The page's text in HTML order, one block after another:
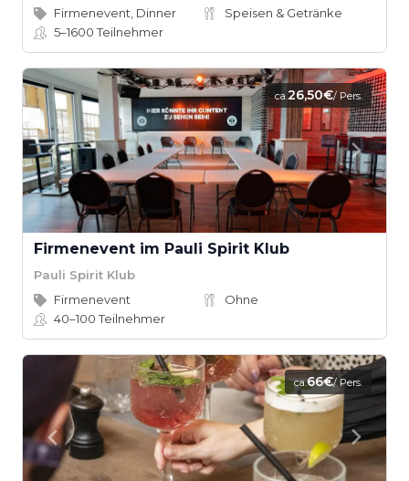
Firmenevent, Dinner
Speisen & Getränke
5–1600Teilnehmer
ca.26,50€/ Pers.
Firmenevent im Pauli Spirit Klub
Pauli Spirit Klub
Firmenevent
Ohne
40–100Teilnehmer
ca.66€/ Pers.